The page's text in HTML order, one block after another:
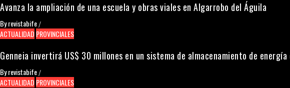
Avanza la ampliación de una escuela y obras viales en Algarrobo del Águila
Byrevistabife /
ACTUALIDAD PROVINCIALES
Genneia invertirá US$ 30 millones en un sistema de almacenamiento de energía
Byrevistabife /
ACTUALIDAD PROVINCIALES